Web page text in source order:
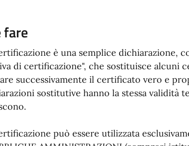
fare
è una semplice dichiarazione,
di certificazione", che sostituisce alcuni
successivamente il certificato vero e
sostitutive hanno la stessa validità
può essere utilizzata